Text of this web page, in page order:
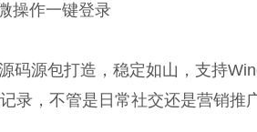
操作一键登录
码源包打造，稳定如山，支持
录，不管是日常社交还是营销推